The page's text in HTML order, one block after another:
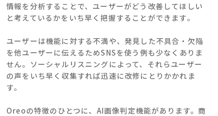
情報を分析することで、ユーザーがどう改善してほしい
と考えているかをいち早く把握することができます。
ユーザーは機能に対する不満や、発見した不具合・欠陥
を他ユーザーに伝えるためSNSを使う例も少なくありま
せん。ソーシャルリスニングによって、それらユーザー
の声をいち早く収集すれば迅速に改修にとりかかれま
す。
Oreoの特徴のひとつに、AI画像判定機能があります。商